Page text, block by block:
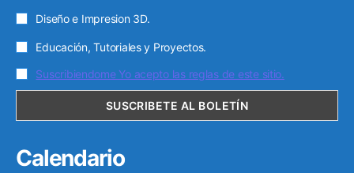
Diseño e Impresion 3D.
Educación, Tutoriales y Proyectos.
Suscribiendome Yo acepto las reglas de este sitio.
Calendario